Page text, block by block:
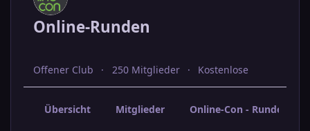
Online-Runden
Offener Club 250 Mitglieder Kostenlose
Übersicht Mitglieder Online-Con -